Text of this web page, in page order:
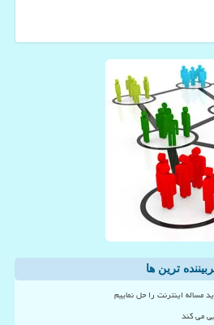
ترین ها
مساله اینترنت را حل نماییم
می کند